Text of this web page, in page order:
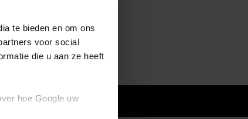
te bieden en om ons
voor social
die u aan ze heeft
hoe Google uw